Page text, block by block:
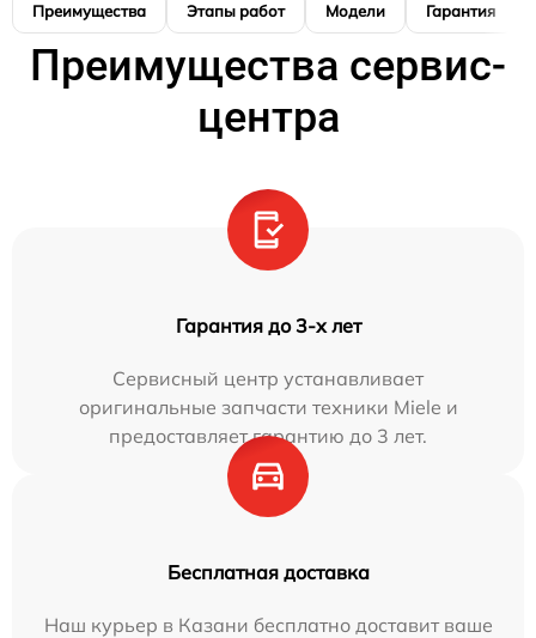
Преимущества Этапы работ Модели Гарантия
Преимущества сервис-
центра
Гарантия до 3-х лет
Сервисный центр устанавливает
оригинальные запчасти техники Miele и
предоставляет гарантию до 3 лет.
Бесплатная доставка
Наш курьер в Казани бесплатно доставит ваше